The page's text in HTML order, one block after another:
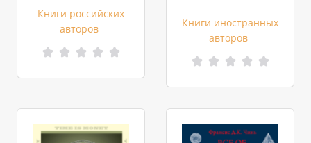
Книги российских
авторов
Книги иностранных
авторов